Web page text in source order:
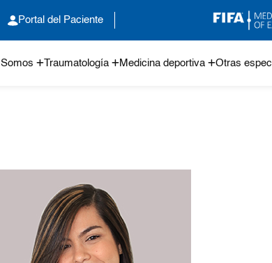
Portal del Paciente
Traumatología Medicina deportiva Otras